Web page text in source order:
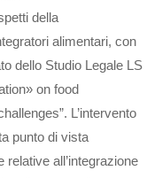
della
alimentari, con
dello Studio Legale LS
on food
L’intervento
punto di vista
relative all’integrazione